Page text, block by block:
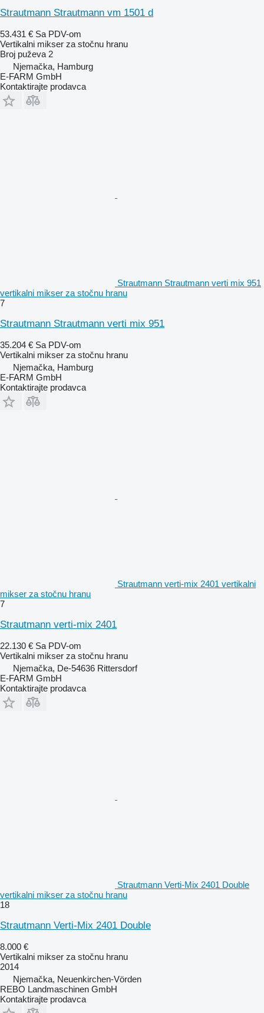
Strautmann Strautmann vm 1501 d
53.431 € Sa PDV-om
Vertikalni mikser za stočnu hranu
Broj puževa 2
Njemačka, Hamburg
E-FARM GmbH
Kontaktirajte prodavca
Strautmann Strautmann verti mix 951
vertikalni mikser za stočnu hranu
7
Strautmann Strautmann verti mix 951
35.204 € Sa PDV-om
Vertikalni mikser za stočnu hranu
Njemačka, Hamburg
E-FARM GmbH
Kontaktirajte prodavca
Strautmann verti-mix 2401 vertikalni
mikser za stočnu hranu
7
Strautmann verti-mix 2401
22.130 € Sa PDV-om
Vertikalni mikser za stočnu hranu
Njemačka, De-54636 Rittersdorf
E-FARM GmbH
Kontaktirajte prodavca
Strautmann Verti-Mix 2401 Double
vertikalni mikser za stočnu hranu
18
Strautmann Verti-Mix 2401 Double
8.000 €
Vertikalni mikser za stočnu hranu
2014
Njemačka, Neuenkirchen-Vörden
REBO Landmaschinen GmbH
Kontaktirajte prodavca